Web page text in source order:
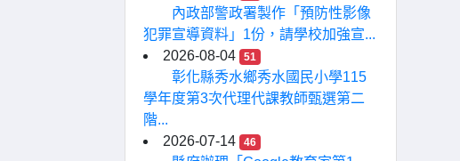
內政部警政署製作「預防性影像
犯罪宣導資料」1份，請學校加強宣...
2026-08-04
51
彰化縣秀水鄉秀水國民小學115
學年度第3次代理代課教師甄選第二
階...
2026-07-14
46